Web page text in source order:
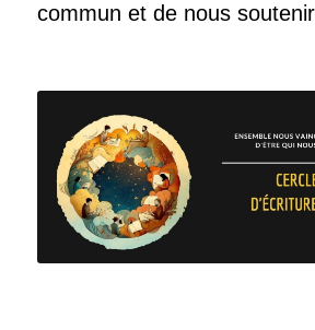
commun et de nous